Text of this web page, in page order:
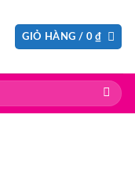
GIỎ HÀNG / 0₫